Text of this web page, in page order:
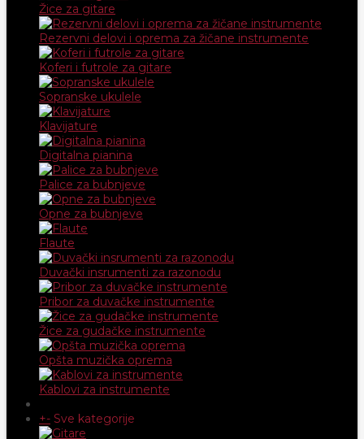
Žice za gitare
Rezervni delovi i oprema za žičane instrumente
Koferi i futrole za gitare
Sopranske ukulele
Klavijature
Digitalna pianina
Palice za bubnjeve
Opne za bubnjeve
Flaute
Duvački insrumenti za razonodu
Pribor za duvačke instrumente
Žice za gudačke instrumente
Opšta muzička oprema
Kablovi za instrumente
+- Sve kategorije